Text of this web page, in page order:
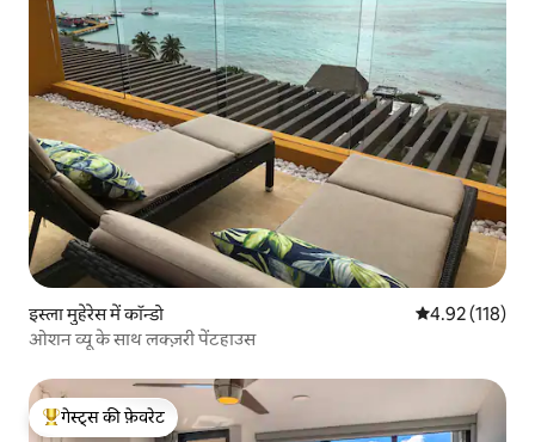
इस्ला मुहेरेस में कॉन्डो औसत रेटिंग 5 में से
4.92 (118)
ओशन व्यू के साथ लक्ज़री पेंटहाउस
गेस्ट्स का टॉप फ़ेवरेट
गेस्ट्स की फ़ेवरेट